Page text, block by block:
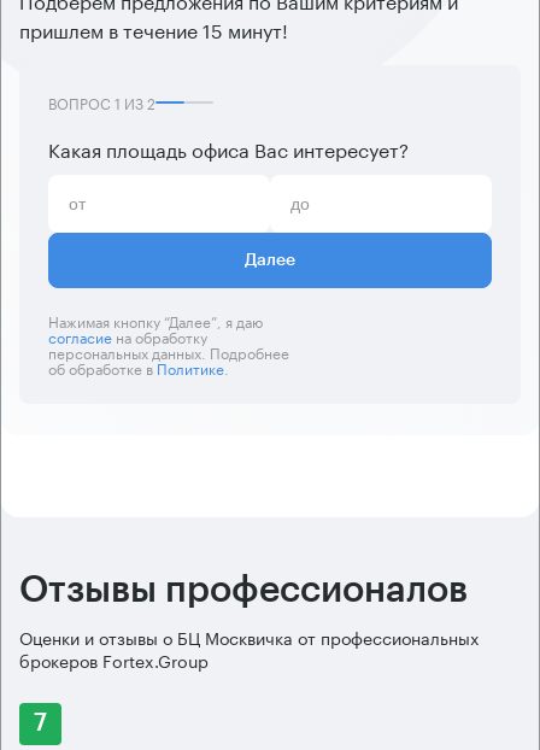
пришлем в течение 15 минут!
ВОПРОС 1 ИЗ2
Какая площадь офиса Вас интересует?
Далее
Нажимая кнопку “Далее”, я даю
согласиена обработку
персональных данных. Подробнее
об обработке вПолитике.
Отзывы профессионалов
Оценки и отзывы о БЦ Москвичка от профессиональных
брокеров Fortex.Group
7